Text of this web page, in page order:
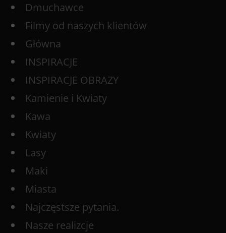
Dmuchawce
Filmy od naszych klientów
Główna
INSPIRACJE
INSPIRACJE OBRAZY
Kamienie i Kwiaty
Kawa
Kwiaty
Lasy
Maki
Miasta
Najczęstsze pytania.
Nasze realizcje